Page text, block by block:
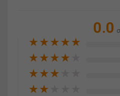
0.0
★★★★★
★★★★
★★★
★★